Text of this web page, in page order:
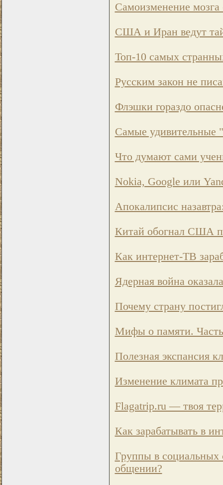
Самоизменение
США и Иран ведут
Топ-10 самых
Русским закон не
Флэшки гораздо
Самые удивительные
Что думают сами
Nokia, Google или
Апокалипсис
Китай обогнал США
Как интернет-ТВ
Ядерная война
Почему страну
Мифы о памяти.
Полезная экспансия
Изменение климата
Flagatrip.ru — твоя
Как зарабатывать в
Группы в социальных
общении?